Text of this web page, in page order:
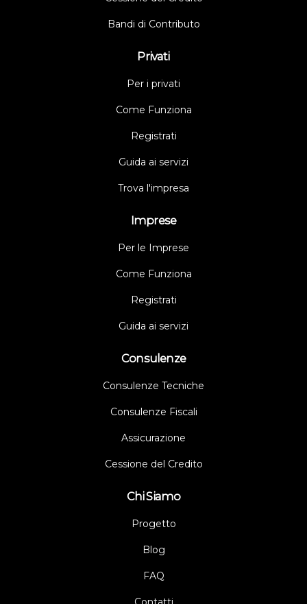
Bandi di Contributo
Privati
Per i privati
Come Funziona
Registrati
Guida ai servizi
Trova l'impresa
Imprese
Per le Imprese
Come Funziona
Registrati
Guida ai servizi
Consulenze
Consulenze Tecniche
Consulenze Fiscali
Assicurazione
Cessione del Credito
Chi Siamo
Progetto
Blog
FAQ